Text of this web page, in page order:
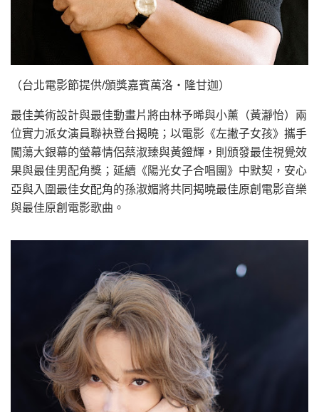
（台北電影節提供/頒獎嘉賓萬洛・隆甘迦）
最佳美術設計與最佳動畫片將由林予晞與小薰（黃瀞怡）兩
位實力派女演員聯袂登台揭曉；以電影《左撇子女孩》攜手
闖蕩大銀幕的螢幕情侶蔡淑臻與黃鐙輝，則頒發最佳視覺效
果與最佳男配角獎；延續《陽光女子合唱團》中默契，安心
亞與入圍最佳女配角的孫淑媚將共同揭曉最佳原創電影音樂
與最佳原創電影歌曲。